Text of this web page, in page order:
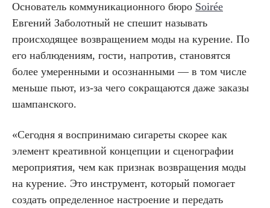
Основатель коммуникационного бюро Soirée
Евгений Заболотный не спешит называть
происходящее возвращением моды на курение. По
его наблюдениям, гости, напротив, становятся
более умеренными и осознанными — в том числе
меньше пьют, из-за чего сокращаются даже заказы
шампанского.
«Сегодня я воспринимаю сигареты скорее как
элемент креативной концепции и сценографии
мероприятия, чем как признак возвращения моды
на курение. Это инструмент, который помогает
создать определенное настроение и передать